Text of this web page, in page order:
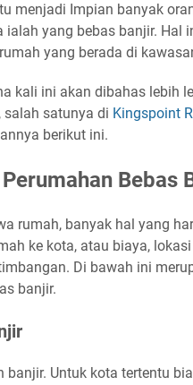
menjadi Impian banyak
yang bebas banjir. Hal
yang berada di
kali ini akan dibahas lebih
salah satunya di Kingspoint
berikut ini.
Bebas
rumah, banyak hal yang
ke kota, atau biaya,
Di bawah ini
banjir.
banjir. Untuk kota tertentu